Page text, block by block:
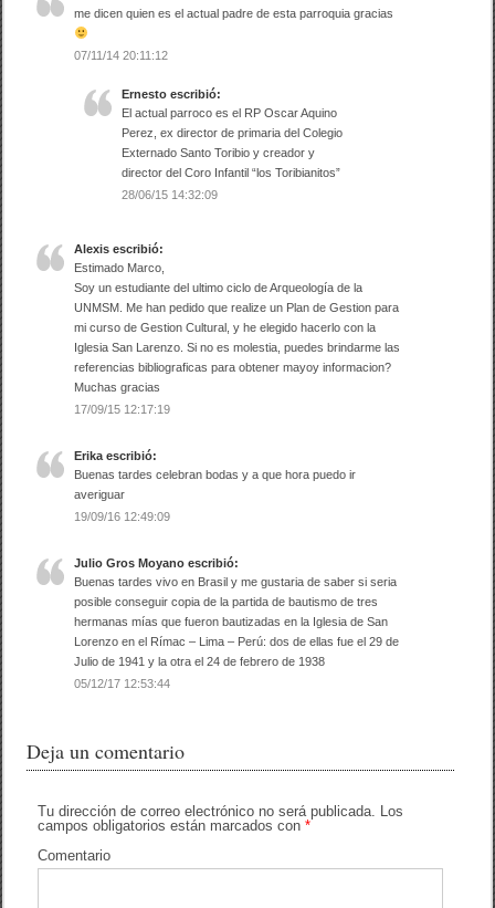
me dicen quien es el actual padre de esta parroquia gracias
07/11/14 20:11:12
Ernesto escribió:
El actual parroco es el RP Oscar Aquino
Perez, ex director de primaria del Colegio
Externado Santo Toribio y creador y
director del Coro Infantil “los Toribianitos”
28/06/15 14:32:09
Alexis escribió:
Estimado Marco,
Soy un estudiante del ultimo ciclo de Arqueología de la
UNMSM. Me han pedido que realize un Plan de Gestion para
mi curso de Gestion Cultural, y he elegido hacerlo con la
Iglesia San Larenzo. Si no es molestia, puedes brindarme las
referencias bibliograficas para obtener mayoy informacion?
Muchas gracias
17/09/15 12:17:19
Erika escribió:
Buenas tardes celebran bodas y a que hora puedo ir
averiguar
19/09/16 12:49:09
Julio Gros Moyano escribió:
Buenas tardes vivo en Brasil y me gustaria de saber si seria
posible conseguir copia de la partida de bautismo de tres
hermanas mías que fueron bautizadas en la Iglesia de San
Lorenzo en el Rímac – Lima – Perú: dos de ellas fue el 29 de
Julio de 1941 y la otra el 24 de febrero de 1938
05/12/17 12:53:44
Deja un comentario
Tu dirección de correo electrónico no será publicada. Los
campos obligatorios están marcados con*
Comentario